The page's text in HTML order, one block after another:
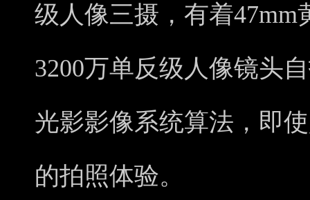
级人像三摄，有着
3200万单反级人像镜头
光影影像系统算法，即
的拍照体验。